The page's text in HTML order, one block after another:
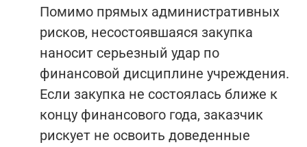
Помимо прямых административных
рисков, несостоявшаяся закупка
наносит серьезный удар по
финансовой дисциплине учреждения.
Если закупка не состоялась ближе к
концу финансового года, заказчик
рискует не освоить доведенные